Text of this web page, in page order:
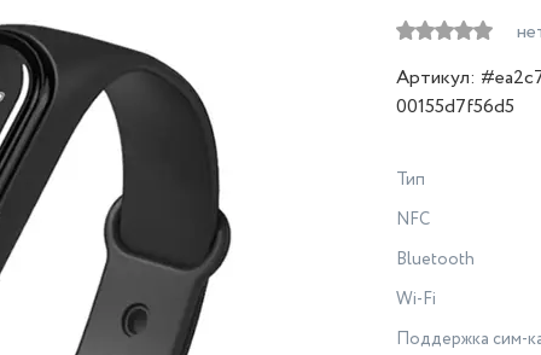
Артикул:
00155d7f56d5
Тип
NFC
Bluetooth
Wi-Fi
Поддержка сим-